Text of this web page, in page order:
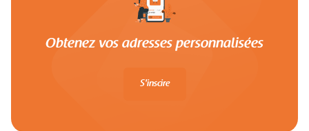
Obtenez vos adresses personnalisées
S'inscire